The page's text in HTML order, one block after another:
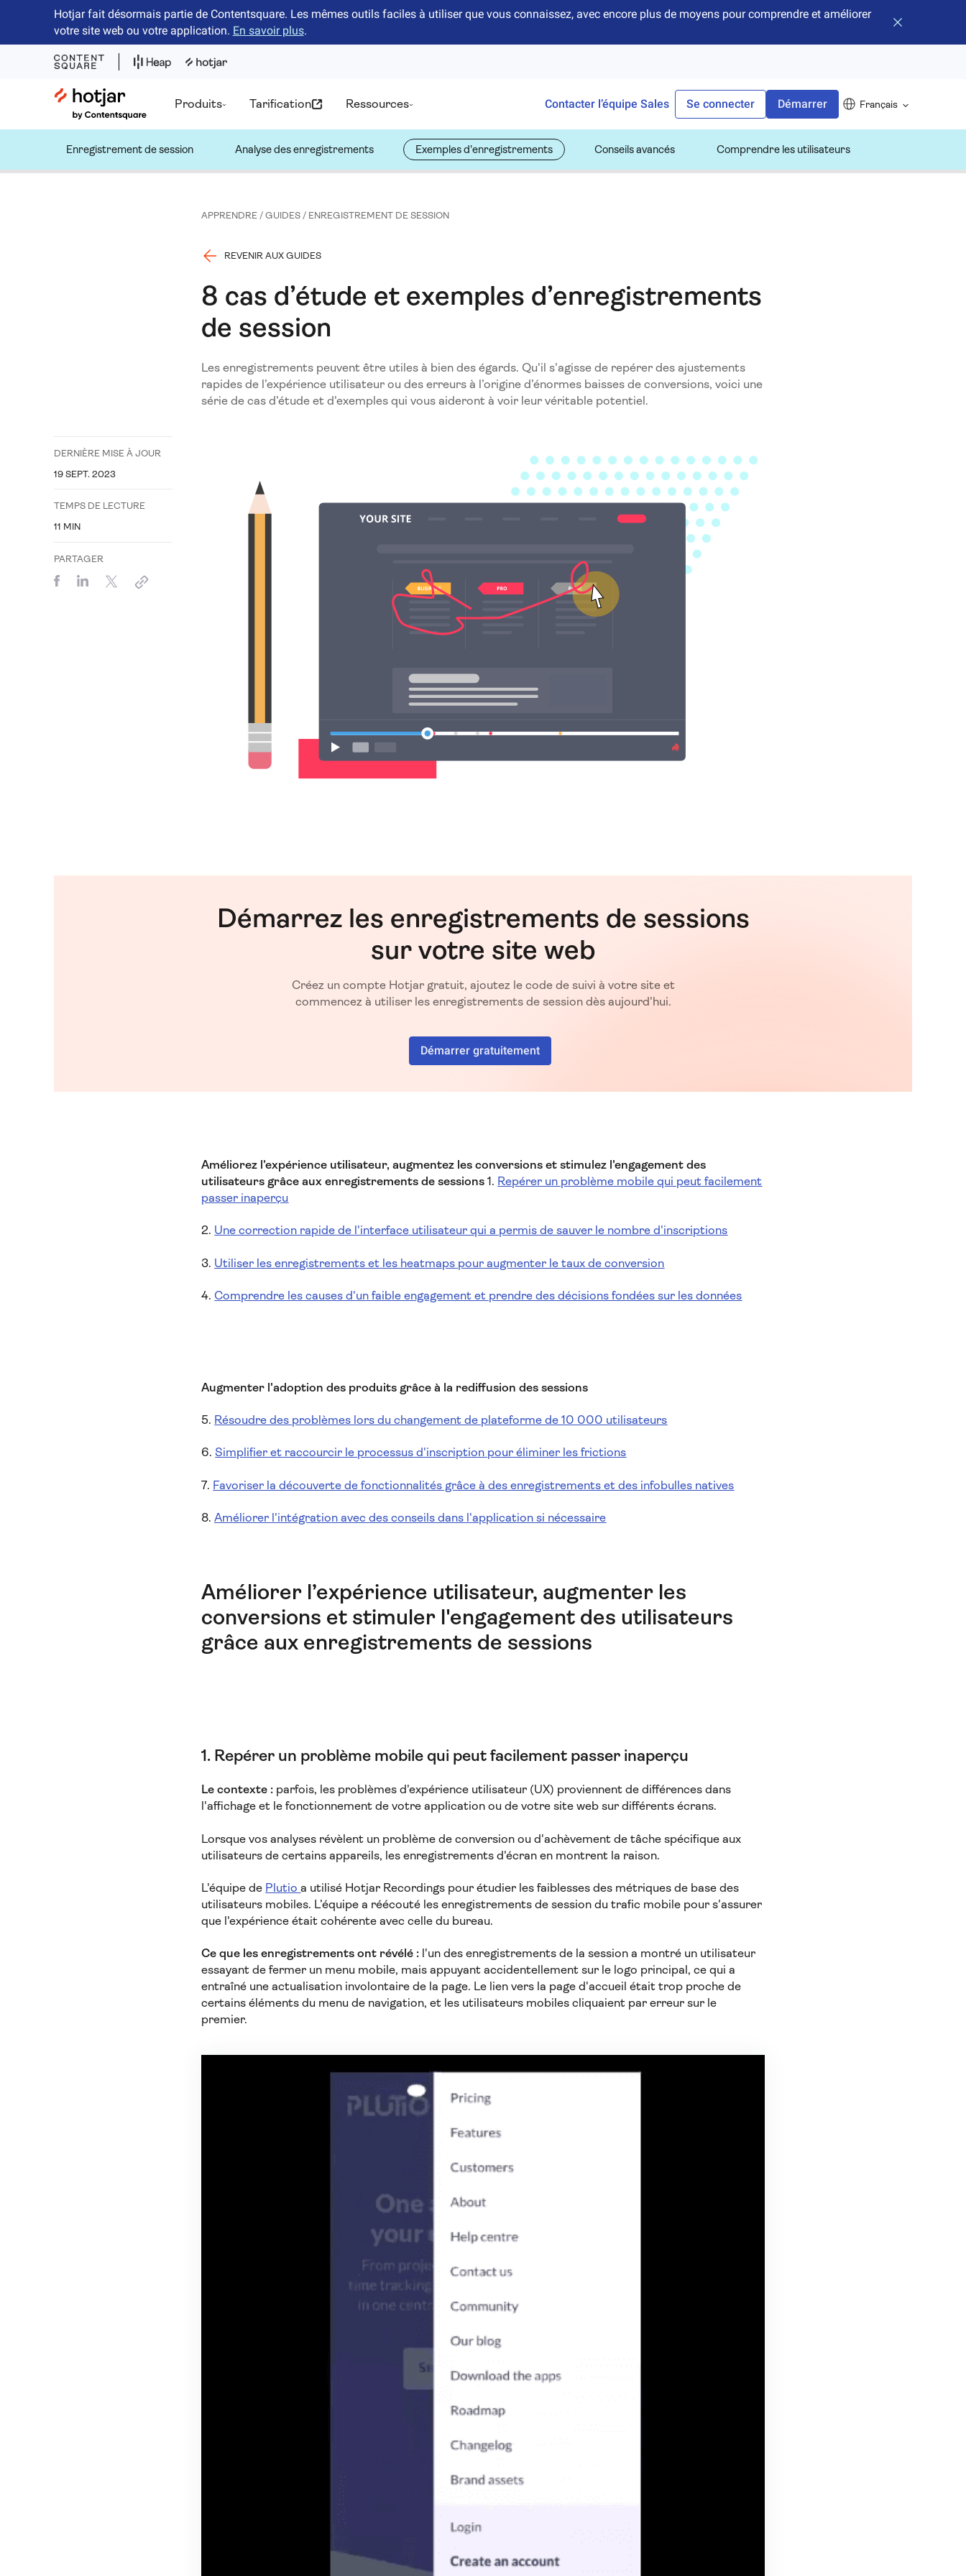
Hotjar fait désormais partie de Contentsquare. Les mêmes outils faciles à utiliser que vous connaissez, avec encore plus de moyens pour comprendre et améliorer
votre site web ou votre application. En savoir plus. Fermer la
Hotjar Logo
Produits Tarification Ressources Contacter l’équipe Sales Se connecter Démarrer Français
Enregistrement de session Analyse des enregistrements Exemples d'enregistrements Conseils avancés Comprendre les utilisateurs
APPRENDRE /GUIDES / ENREGISTREMENT DE SESSION
REVENIR AUX GUIDES
8 cas d’étude et exemples d’enregistrements
de session
Les enregistrements peuvent être utiles à bien des égards. Qu'il s'agisse de repérer des ajustements
rapides de l’expérience utilisateur ou des erreurs à l’origine d’énormes baisses de conversions, voici une
série de cas d’étude et d'exemples qui vous aideront à voir leur véritable potentiel.
DERNIÈRE MISE À JOUR
19 SEPT. 2023
TEMPS DE LECTURE
11 MIN
PARTAGER
Démarrez les enregistrements de sessions
sur votre site web
Créez un compte Hotjar gratuit, ajoutez le code de suivi à votre site et
commencez à utiliser les enregistrements de session dès aujourd'hui.
Démarrer gratuitement
Améliorez l’expérience utilisateur, augmentez les conversions et stimulez l'engagement des
utilisateurs grâce aux enregistrements de sessions 1. Repérer un problème mobile qui peut facilement
passer inaperçu
2. Une correction rapide de l'interface utilisateur qui a permis de sauver le nombre d'inscriptions
3. Utiliser les enregistrements et les heatmaps pour augmenter le taux de conversion
4. Comprendre les causes d'un faible engagement et prendre des décisions fondées sur les données
Augmenter l'adoption des produits grâce à la rediffusion des sessions
5. Résoudre des problèmes lors du changement de plateforme de 10 000 utilisateurs
6. Simplifier et raccourcir le processus d'inscription pour éliminer les frictions
7. Favoriser la découverte de fonctionnalités grâce à des enregistrements et des infobulles natives
8.Améliorer l'intégration avec des conseils dans l'application si nécessaire
Améliorer l’expérience utilisateur, augmenter les
conversions et stimuler l'engagement des utilisateurs
grâce aux enregistrements de sessions
1. Repérer un problème mobile qui peut facilement passer inaperçu
Le contexte : parfois, les problèmes d'expérience utilisateur (UX) proviennent de différences dans
l'affichage et le fonctionnement de votre application ou de votre site web sur différents écrans.
Lorsque vos analyses révèlent un problème de conversion ou d'achèvement de tâche spécifique aux
utilisateurs de certains appareils, les enregistrements d'écran en montrent la raison.
L'équipe de Plutioa utilisé Hotjar Recordings pour étudier les faiblesses des métriques de base des
utilisateurs mobiles. L’équipe a réécouté les enregistrements de session du trafic mobile pour s'assurer
que l'expérience était cohérente avec celle du bureau.
Ce que les enregistrements ont révélé : l'un des enregistrements de la session a montré un utilisateur
essayant de fermer un menu mobile, mais appuyant accidentellement sur le logo principal, ce qui a
entraîné une actualisation involontaire de la page. Le lien vers la page d'accueil était trop proche de
certains éléments du menu de navigation, et les utilisateurs mobiles cliquaient par erreur sur le
premier.